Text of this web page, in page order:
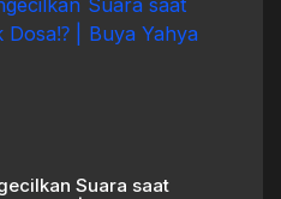
Suara saat